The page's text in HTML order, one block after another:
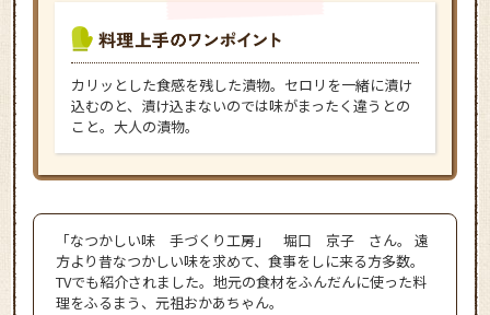
カリッとした食感を残した漬物。セロリを一緒に漬け
込むのと、漬け込まないのでは味がまったく違うとの
こと。大人の漬物。
「なつかしい味 手づくり工房」 堀口 京子 さん。 遠
方より昔なつかしい味を求めて、食事をしに来る方多数。
TVでも紹介されました。地元の食材をふんだんに使った料
理をふるまう、元祖おかあちゃん。